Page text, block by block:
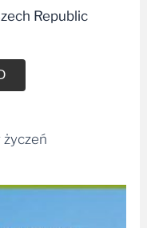
Republic
życzeń
Zakres